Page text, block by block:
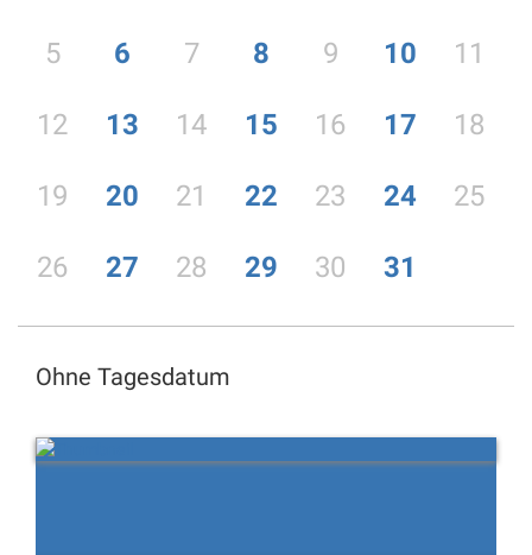
5 6 7 8 9 10 11
12 13 14 15 16 17 18
19 20 21 22 23 24 25
26 27 28 29 30 31
Ohne Tagesdatum